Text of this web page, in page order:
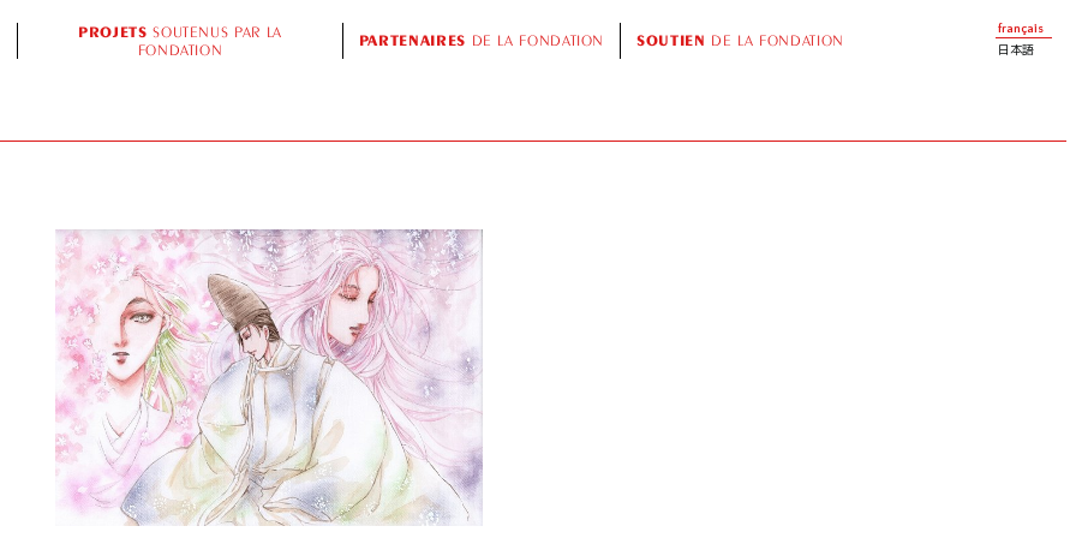
PROJETS SOUTENUS PAR LA
FONDATION
PARTENAIRES DE LA FONDATION SOUTIEN DE LA FONDATION
français
日本語